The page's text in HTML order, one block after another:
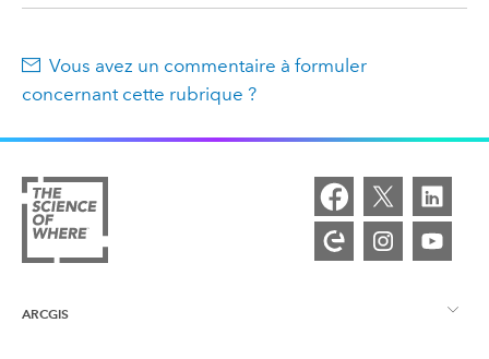
Vous avez un commentaire à formuler
concernant cette rubrique ?
ARCGIS